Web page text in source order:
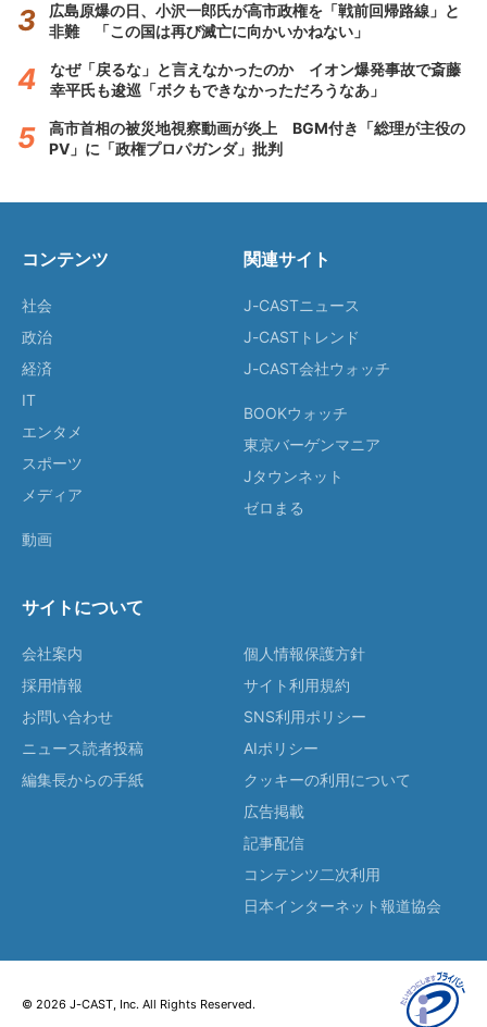
広島原爆の日、小沢一郎氏が高市政権を「戦前回帰路線」と
非難 「この国は再び滅亡に向かいかねない」
なぜ「戻るな」と言えなかったのか イオン爆発事故で斎藤
幸平氏も逡巡「ボクもできなかっただろうなあ」
高市首相の被災地視察動画が炎上 BGM付き「総理が主役の
PV」に「政権プロパガンダ」批判
コンテンツ
社会
政治
経済
IT
エンタメ
スポーツ
メディア
動画
関連サイト
J-CASTニュース
J-CASTトレンド
J-CAST会社ウォッチ
BOOKウォッチ
東京バーゲンマニア
Jタウンネット
ゼロまる
サイトについて
会社案内
採用情報
お問い合わせ
ニュース読者投稿
編集長からの手紙
個人情報保護方針
サイト利用規約
SNS利用ポリシー
AIポリシー
クッキーの利用について
広告掲載
記事配信
コンテンツ二次利用
日本インターネット報道協会
© 2026 J-CAST, Inc. All Rights Reserved.